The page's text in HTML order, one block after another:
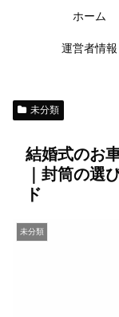
ホーム
運営者情報
未分類
結婚式のお
｜封筒の選
ド
未分類